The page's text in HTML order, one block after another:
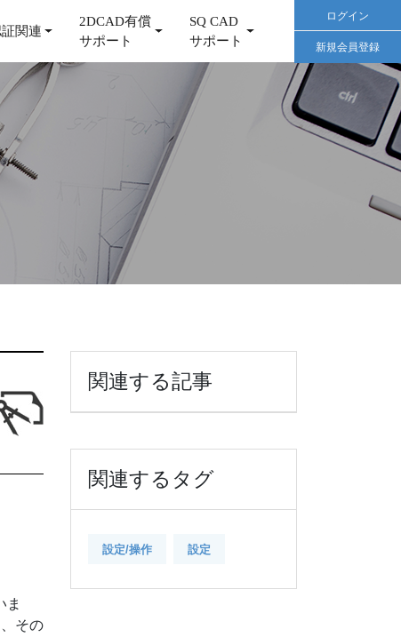
関連
2DCAD有償
サポート
SQ CAD
サポート
ログイン
新規会員登録
ま
その
関連する記事
関連するタグ
設定/操作 設定